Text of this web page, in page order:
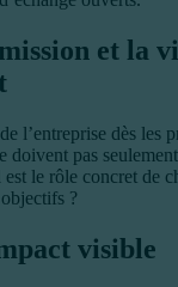
et la
l’entreprise dès les
doivent pas
est le rôle concret de
?
visible